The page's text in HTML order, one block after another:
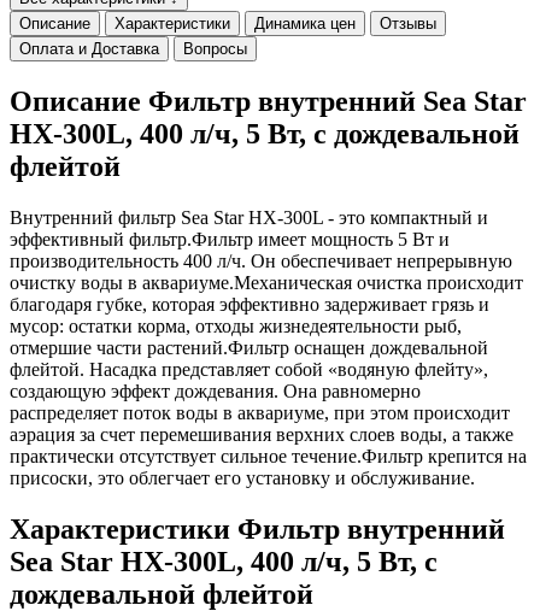
Описание
Характеристики Динамика цен
Отзывы
Оплата и Доставка
Вопросы
Описание Фильтр внутренний Sea Star
HX-300L, 400 л/ч, 5 Вт, с дождевальной
флейтой
Внутренний фильтр Sea Star HX-300L - это компактный и
эффективный фильтр.Фильтр имеет мощность 5 Вт и
производительность 400 л/ч. Он обеспечивает непрерывную
очистку воды в аквариуме.Механическая очистка происходит
благодаря губке, которая эффективно задерживает грязь и
мусор: остатки корма, отходы жизнедеятельности рыб,
отмершие части растений.Фильтр оснащен дождевальной
флейтой. Насадка представляет собой «водяную флейту»,
создающую эффект дождевания. Она равномерно
распределяет поток воды в аквариуме, при этом происходит
аэрация за счет перемешивания верхних слоев воды, а также
практически отсутствует сильное течение.Фильтр крепится на
присоски, это облегчает его установку и обслуживание.
Характеристики Фильтр внутренний
Sea Star HX-300L, 400 л/ч, 5 Вт, с
дождевальной флейтой